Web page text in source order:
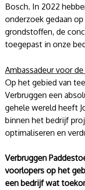
Bosch. In 2022
onderzoek gedaan
grondstoffen, de
toegepast in onze
Ambassadeur voor
Op het gebied van
Verbruggen een
gehele wereld heeft
binnen het bedrijf
optimaliseren en
Verbruggen
voorlopers op het
een bedrijf wat